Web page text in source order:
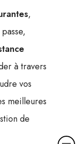
,
à travers
vos
meilleures
de